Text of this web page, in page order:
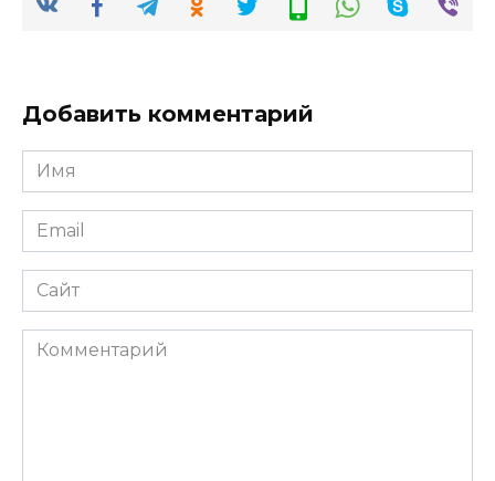
Добавить комментарий
Имя
*
Email
*
Сайт
Комментарий